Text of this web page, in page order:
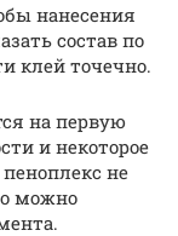
нанесения
состав по
клей точечно.
на первую
и некоторое
не
можно